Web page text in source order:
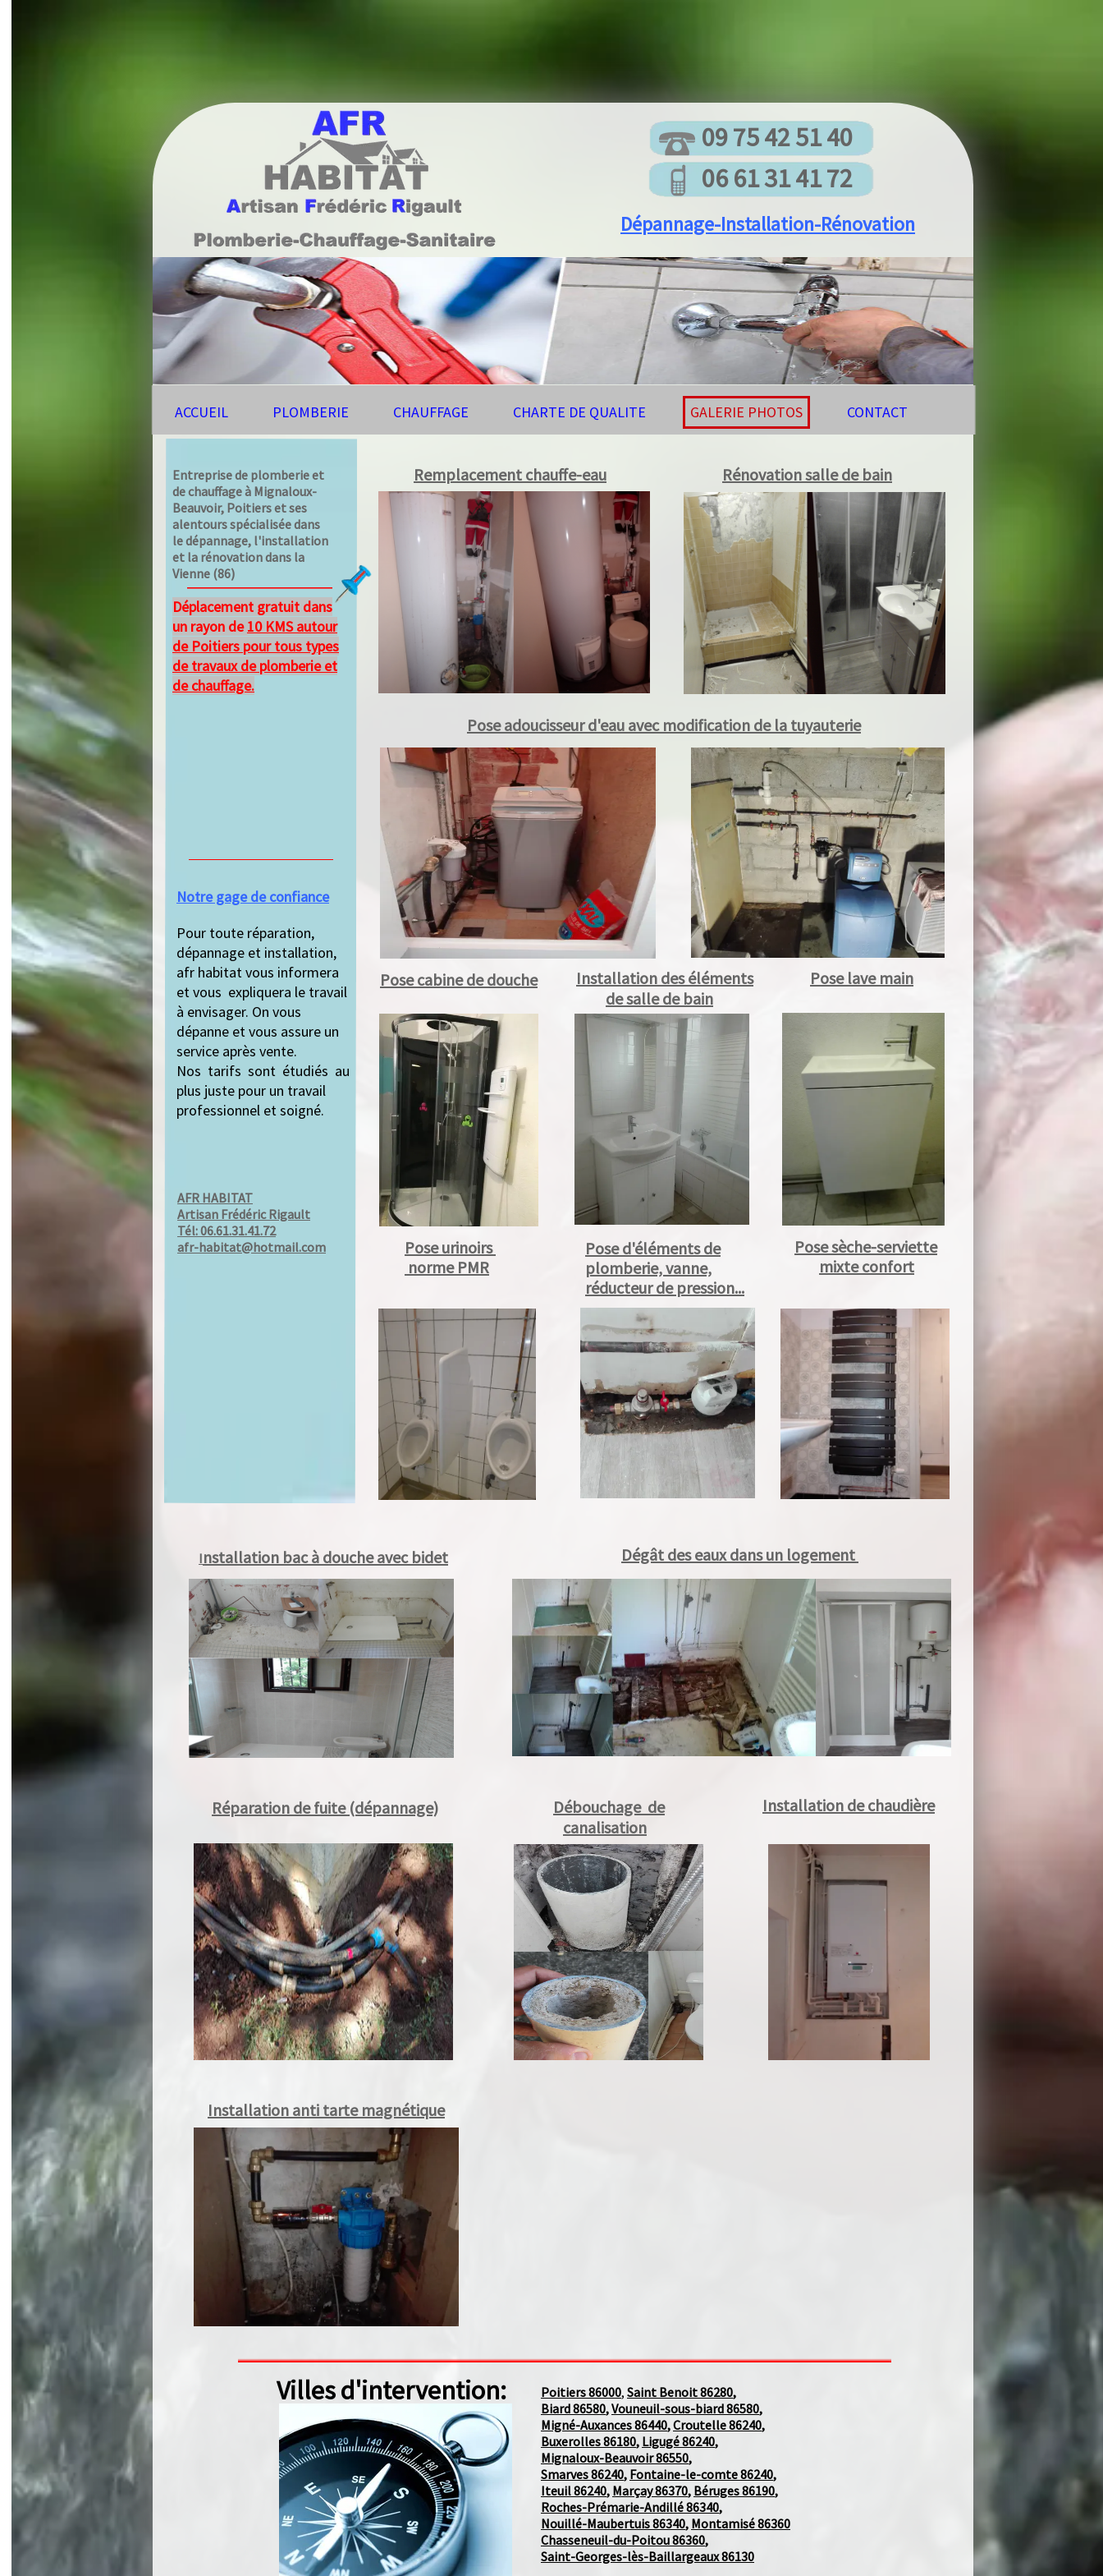
ACCUEIL PLOMBERIE CHAUFFAGE CHARTE DE QUALITE GALERIE PHOTOS CONTACT
09 75 42 51 40
06 61 31 41 72
Dépannage-Installation-Rénovation
Remplacement chauffe-eau Rénovation salle de bain
Entreprise de plomberie et
de chauffage à Mignaloux-
Beauvoir, Poitiers et ses
alentours spécialisée dans
le dépannage, l'installation
et la rénovation dans la
Vienne (86)
Déplacement gratuit dans
un rayon de10 KMSautour
de Poitiers pour tous types
de travaux de plomberie et
de chauffage.
Pose adoucisseur d'eau avec modification de la tuyauterie
Notre gage de confiance
Pour toute réparation,
dépannage et installation,
afr habitat vous informera
et vous expliquera le travail
à envisager. On vous
dépanne et vous assure un
service après vente.
Nos tarifs sont étudiés au
plus juste pour un travail
professionnel et soigné.
Installation des éléments
de salle de bain
Pose lave main
Pose cabine de douche
AFR HABITAT
Artisan Frédéric Rigault
Tél: 06.61.31.41.72
afr-habitat@hotmail.com
Pose sèche-serviette
mixte confort
Pose urinoirs
norme PMR
Pose d'éléments de
plomberie, vanne,
réducteur de pression...
Dégât des eaux dans un logement
nstallation bac à douche avec bidet
Installation de chaudière
Débouchage de
canalisation
Réparation de fuite (dépannage)
Installation anti tarte magnétique
Villes d'intervention: Poitiers 86000,Saint Benoit 86280,
Biard 86580,Vouneuil-sous-biard 86580,
Migné-Auxances 86440,Croutelle 86240,
Buxerolles 86180,Ligugé 86240,
Mignaloux-Beauvoir 86550,
Smarves 86240,Fontaine-le-comte 86240,
Iteuil 86240,Marçay 86370,Béruges 86190,
Roches-Prémarie-Andillé 86340,
Nouillé-Maubertuis 86340,Montamisé 86360
Chasseneuil-du-Poitou 86360,
Saint-Georges-lès-Baillargeaux 86130